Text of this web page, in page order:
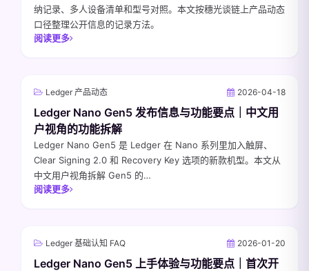
纳记录、多人设备清单和型号对照。本文按穗光谈链上产品动态
口径整理公开信息的记录方法。
阅读更多
Ledger 产品动态 2026-04-18
Ledger Nano Gen5 发布信息与功能要点｜中文用
户视角的功能拆解
Ledger Nano Gen5 是 Ledger 在 Nano 系列里加入触屏、
Clear Signing 2.0 和 Recovery Key 选项的新款机型。本文从
中文用户视角拆解 Gen5 的…
阅读更多
Ledger 基础认知 FAQ 2026-01-20
Ledger Nano Gen5 上手体验与功能要点｜首次开